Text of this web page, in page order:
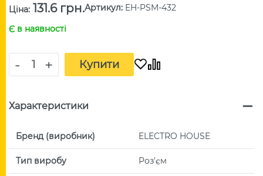
Ціна: 131.6 грн.Артикул: EH-PSM-432
Є в наявності
- + Купити
Характеристики
Бренд (виробник) ELECTRO HOUSE
Тип виробу Роз'єм